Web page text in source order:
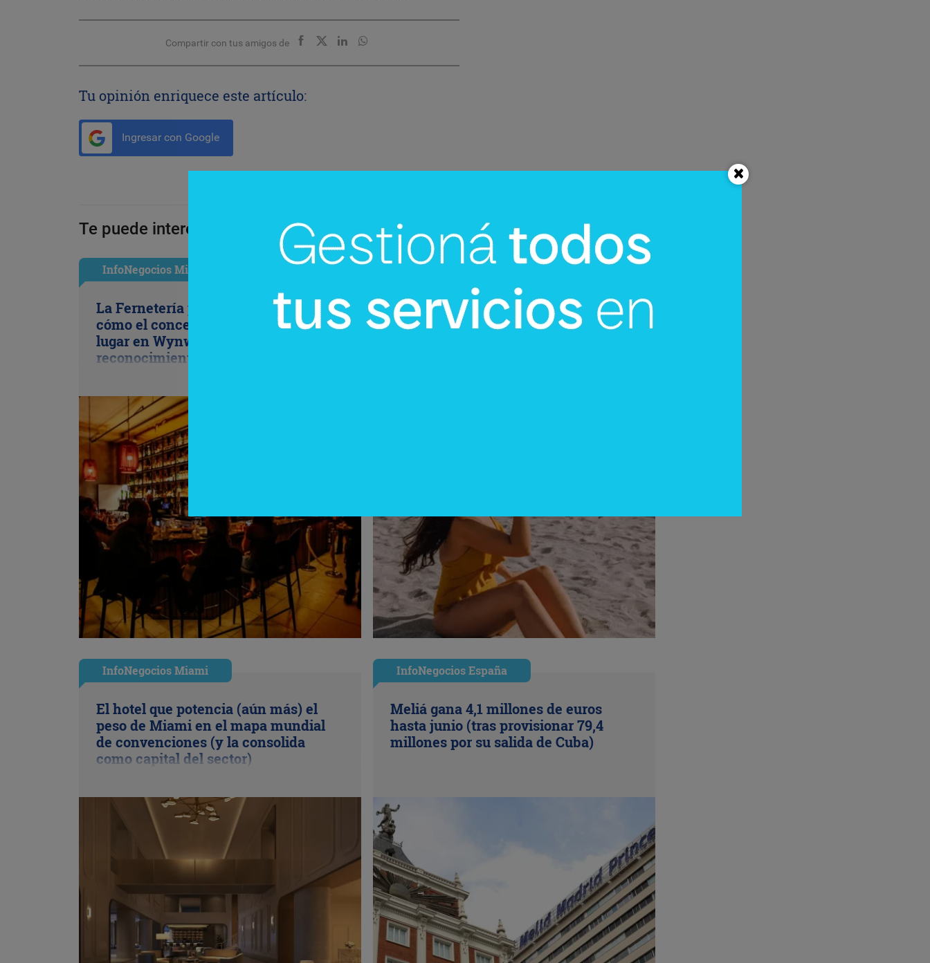
Compartir con tus amigos de
Tu opinión enriquece este artículo:
Ingresar con Google
Te puede interesar:
InfoNegocios Miami
La Fernetería pisa fuerte en Miami:
cómo el concepto porteño se ganó su
lugar en Wynwood (y suma un
reconocimiento clave de Fernet-
InfoNegocios Miami
Miami Beach a US$ 1 la hora: la
jugada de tráfico que toda ciudad
InfoNegocios Miami
El hotel que potencia (aún más) el
peso de Miami en el mapa mundial
de convenciones (y la consolida
como capital del sector)
InfoNegocios España
Meliá gana 4,1 millones de euros
hasta junio (tras provisionar 79,4
millones por su salida de Cuba)